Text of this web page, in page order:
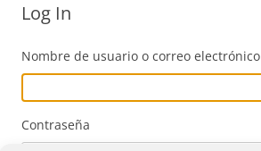
Log In
Nombre de usuario o correo electrónico
Contraseña